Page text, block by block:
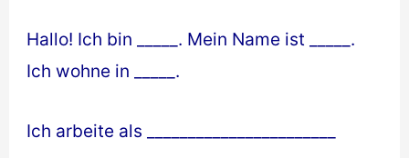
Hallo! Ich bin _____. Mein Name ist _____.
Ich wohne in _____.
Ich arbeite als _______________________